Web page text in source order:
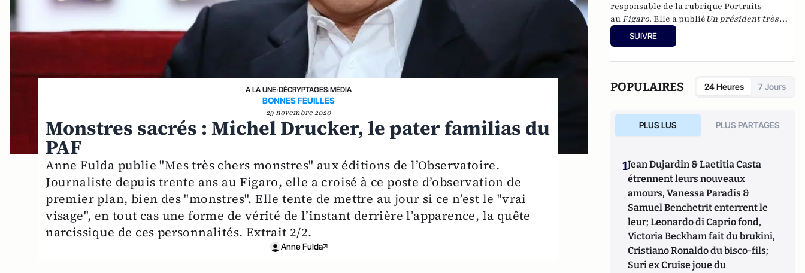
A LA UNE›DÉCRYPTAGES›MÉDIA
BONNES FEUILLES
29 novembre 2020
Monstres sacrés : Michel Drucker, le pater familias du
PAF
Anne Fulda publie "Mes très chers monstres" aux éditions de l’Observatoire.
Journaliste depuis trente ans au Figaro, elle a croisé à ce poste d’observation de
premier plan, bien des "monstres". Elle tente de mettre au jour si ce n’est le "vrai
visage", en tout cas une forme de vérité de l’instant derrière l’apparence, la quête
narcissique de ces personnalités. Extrait 2/2.
Anne Fulda
responsable de la rubrique Portraits
au Figaro. Elle a publié Un président très
entouré(Grasset) et
discret (JC Lattès).
SUIVRE
POPULAIRES 24 Heures 7 Jours
PLUS LUS PLUS PARTAGES
1Jean Dujardin & Laetitia Casta
étrennent leurs nouveaux
amours, Vanessa Paradis &
Samuel Benchetrit enterrent le
leur; Leonardo di Caprio fond,
Victoria Beckham fait du brukini,
Cristiano Ronaldo du bisco-fils;
Suri ex Cruise joue du